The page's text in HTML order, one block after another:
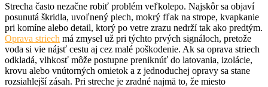
Strecha často nezačne robiť problém veľkolepo. Najskôr sa objaví
posunutá škridla, uvoľnený plech, mokrý fľak na strope, kvapkanie
pri komíne alebo detail, ktorý po vetre zrazu nedrží tak ako predtým.
Oprava striech má zmysel už pri týchto prvých signáloch, pretože
voda si vie nájsť cestu aj cez malé poškodenie. Ak sa oprava striech
odkladá, vlhkosť môže postupne preniknúť do latovania, izolácie,
krovu alebo vnútorných omietok a z jednoduchej opravy sa stane
rozsiahlejší zásah. Pri streche je zradné najmä to, že miesto